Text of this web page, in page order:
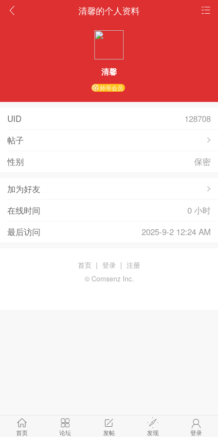
清馨的个人资料
清馨
帅哥会员
UID
128708
帖子
性别
保密
加为好友
在线时间
0 小时
最后访问
2025-9-2 12:24 AM
首页 论坛 发帖 发现 登录
首页 | 登录 | 注册
© Comsenz Inc.